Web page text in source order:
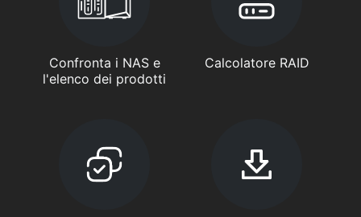
Confronta i NAS e
l'elenco dei prodotti
Calcolatore RAID